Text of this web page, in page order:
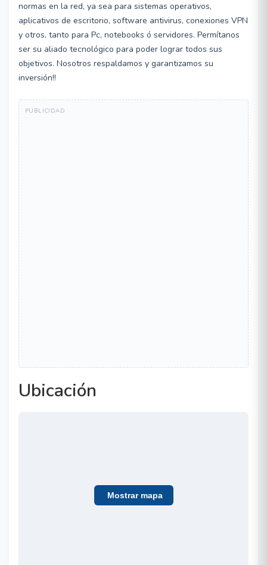
normas en la red, ya sea para sistemas operativos,
aplicativos de escritorio, software antivirus, conexiones VPN
y otros, tanto para Pc, notebooks ó servidores. Permítanos
ser su aliado tecnológico para poder lograr todos sus
objetivos. Nosotros respaldamos y garantizamos su
inversión!!
Ubicación
Mostrar mapa